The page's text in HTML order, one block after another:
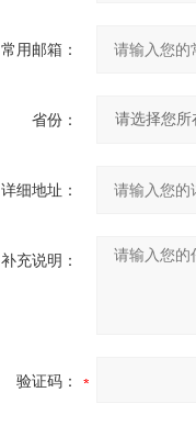
常用邮箱：
省份：
详细地址：
补充说明：
验证码：